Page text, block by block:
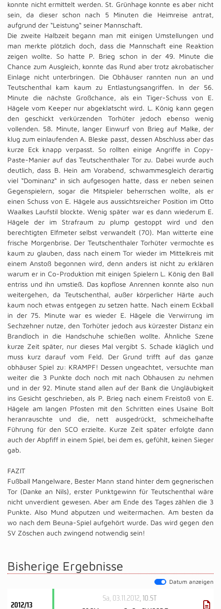
konnte nicht ermittelt werden. St. Grünhage konnte es aber nicht
sein, da dieser schon nach 5 Minuten die Heimreise antrat,
aufgrund der “Leistung“ seiner Mannschaft.
Die zweite Halbzeit begann man mit einigen Umstellungen und
man merkte plötzlich doch, dass die Mannschaft eine Reaktion
zeigen wollte. So hatte P. Brieg schon in der 49. Minute die
Chance zum Ausgleich, konnte das Rund aber trotz akrobatischer
Einlage nicht unterbringen. Die Obhäuser rannten nun an und
Teutschenthal kam kaum zu Entlastungsangriffen. In der 56.
Minute die nächste Großchance, als ein Tiger-Schuss von E.
Hägele vom Keeper nur abgeklatscht wird. L. König kann gegen
den geschickt verkürzenden Torhüter jedoch ebenso wenig
vollenden. 58. Minute, langer Einwurf von Brieg auf Malke, der
klug zum einlaufenden A. Bleske passt, dessen Abschluss aber das
kurze Eck knapp verpasst. So rollten einige Angriffe in Copy-
Paste-Manier auf das Teutschenthaler Tor zu. Dabei wurde auch
deutlich, dass B. Hein am Vorabend, schwammesgleich derartig
viel “Dominanz“ in sich aufgesogen hatte, dass er neben seinen
Gegenspielern, sogar die Mitspieler beherrschen wollte, als er
einen Schuss von E. Hägele aus aussichtsreicher Position im Otto
Waalkes Laufstil blockte. Wenig später war es dann wiederum E.
Hägele der im Strafraum zu plump gestoppt wird und den
berechtigten Elfmeter selbst verwandelt (70). Man witterte eine
frische Morgenbrise. Der Teutschenthaler Torhüter vermochte es
kaum zu glauben, dass nach einem Tor wieder im Mittelkreis mit
einem Anstoß begonnen wird, denn anders ist nicht zu erklären
warum er in Co-Produktion mit einigen Spielern L. König den Ball
entriss und ihn umstieß. Das kopflose Anrennen konnte also nun
weitergehen, da Teutschenthal, außer körperlicher Härte auch
kaum noch etwas entgegen zu setzen hatte. Nach einem Eckball
in der 75. Minute war es wieder E. Hägele die Verwirrung im
Sechzehner nutze, den Torhüter jedoch aus kürzester Distanz ein
Brandloch in die Handschuhe schießen wollte. Ähnliche Szene
kurze Zeit später, nur dieses Mal vergibt S. Schade kläglich und
muss kurz darauf vom Feld. Der Grund trifft auf das ganze
obhäuser Spiel zu: KRAMPF! Dessen ungeachtet, versuchte man
weiter die 3 Punkte doch noch mit nach Obhausen zu nehmen
und in der 92. Minute stand allen auf der Bank die Ungläubigkeit
ins Gesicht geschrieben, als P. Brieg nach einem Freistoß von E.
Hägele am langen Pfosten mit den Schritten eines Usaine Bolt
heranrauschte und die, nett ausgedrückt, schmeichelhafte
Führung für den SCO erzielte. Kurze Zeit später erfolgte dann
auch der Abpfiff in einem Spiel, bei dem es, gefühlt, keinen Sieger
gab.
FAZIT
Fußball Mangelware, Bester Mann stand hinter dem gegnerischen
Tor (Danke an Nils), erster Punktgewinn für Teutschenthal wäre
nicht unverdient gewesen. Aber am Ende des Tages zählen die 3
Punkte. Also Mund abputzen und weitermachen. Am besten da
wo nach dem Beuna-Spiel aufgehört wurde. Das wird gegen den
SV Zöschen auch zwingend notwendig sein!
Bisherige Ergebnisse
Datum anzeigen
2012/13
Sa, 03.11.2012, 10.ST